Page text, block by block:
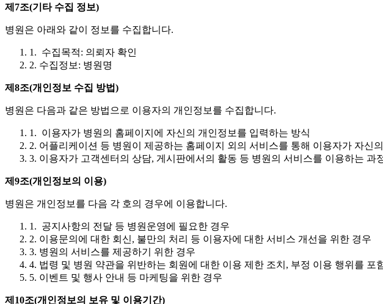
제7조(기타 수집 정보)
병원은 아래와 같이 정보를 수집합니다.
1. 수집목적: 의뢰자 확인
2. 수집정보: 병원명
제8조(개인정보 수집 방법)
병원은 다음과 같은 방법으로 이용자의 개인정보를 수집합니다.
1. 이용자가 병원의 홈페이지에 자신의 개인정보를 입력하는 방식
2. 어플리케이션 등 병원이 제공하는 홈페이지 외의 서비스를 통해 이용자가 자신
3. 이용자가 고객센터의 상담, 게시판에서의 활동 등 병원의 서비스를 이용하는 과
제9조(개인정보의 이용)
병원은 개인정보를 다음 각 호의 경우에 이용합니다.
1. 공지사항의 전달 등 병원운영에 필요한 경우
2. 이용문의에 대한 회신, 불만의 처리 등 이용자에 대한 서비스 개선을 위한 경우
3. 병원의 서비스를 제공하기 위한 경우
4. 법령 및 병원 약관을 위반하는 회원에 대한 이용 제한 조치, 부정 이용 행위를
5. 이벤트 및 행사 안내 등 마케팅을 위한 경우
제10조(개인정보의 보유 및 이용기간)